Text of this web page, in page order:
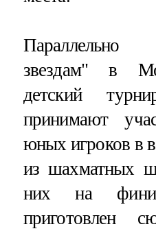
звездам" в
детский
принимают
юных игроков в
из шахматных
них на
приготовлен